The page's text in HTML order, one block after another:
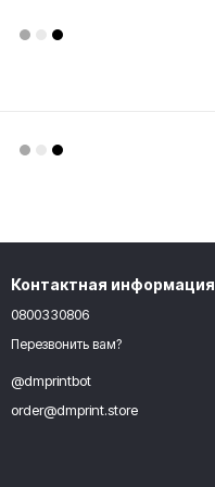
Контактная информация
0800330806
Перезвонить вам?
@dmprintbot
order@dmprint.store